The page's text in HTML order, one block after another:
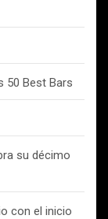
50 Best Bars
su décimo
con el inicio